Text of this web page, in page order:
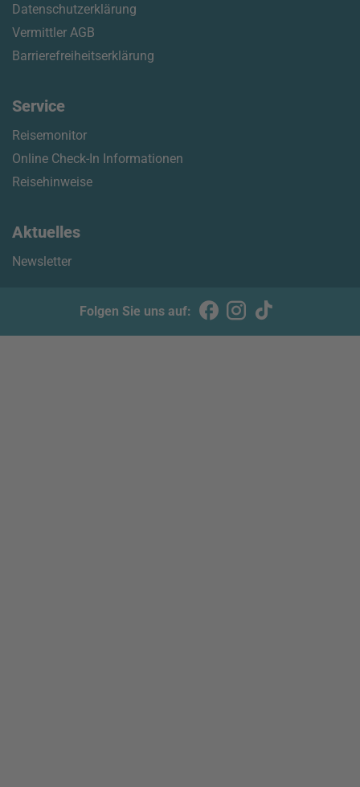
Datenschutzerklärung
Vermittler AGB
Barrierefreiheitserklärung
Service
Reisemonitor
Online Check-In Informationen
Reisehinweise
Aktuelles
Newsletter
Folgen Sie uns auf: